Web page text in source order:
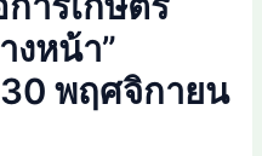
งหน้า”
พฤศจิกายน